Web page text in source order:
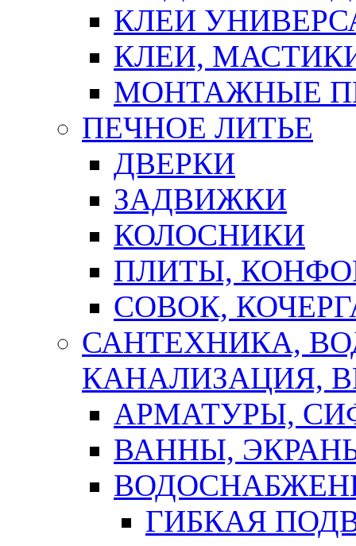
КЛЕИ
КЛЕИ,
МОНТАЖНЫЕ
ПЕЧНОЕ ЛИТЬЕ
ДВЕРКИ
ЗАДВИЖКИ
КОЛОСНИКИ
ПЛИТЫ,
СОВОК,
САНТЕХНИКА,
КАНАЛИЗАЦИЯ,
АРМАТУРЫ,
ВАННЫ,
ГИБКАЯ